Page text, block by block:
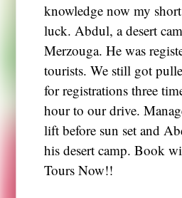
knowledge now my
luck. Abdul, a desert
Merzouga. He was
tourists. We still got
for registrations three
hour to our drive.
lift before sun set and
his desert camp. Book
Tours Now!!